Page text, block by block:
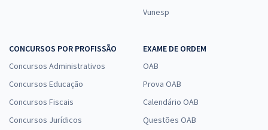
Vunesp
CONCURSOS POR PROFISSÃO
Concursos Administrativos
Concursos Educação
Concursos Fiscais
Concursos Jurídicos
EXAME DE ORDEM
OAB
Prova OAB
Calendário OAB
Questões OAB